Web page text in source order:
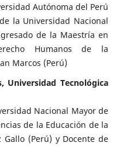
Autónoma del Perú
la Universidad Nacional
de la Maestría en
Humanos de la
Marcos (Perú)
Universidad Tecnológica
Nacional Mayor de
de la Educación de la
Gallo (Perú) y Docente de